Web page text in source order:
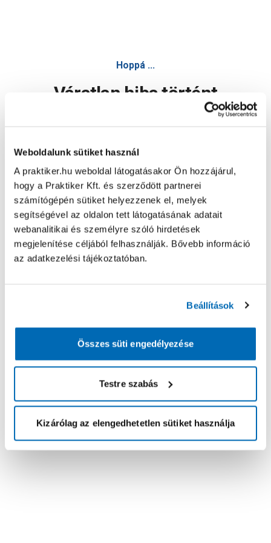
Weboldalunk sütiket használ
A praktiker.hu weboldal látogatásakor Ön hozzájárul,
hogy a Praktiker Kft. és szerződött partnerei
számítógépén sütiket helyezzenek el, melyek
segítségével az oldalon tett látogatásának adatait
webanalitikai és személyre szóló hirdetések
megjelenítése céljából felhasználják. Bővebb információ
az adatkezelési tájékoztatóban.
Beállítások
Összes süti engedélyezése
Testre szabás
Kizárólag az elengedhetetlen sütiket használja
Hoppá ...
Váratlan hiba történt
Oldal újratöltése